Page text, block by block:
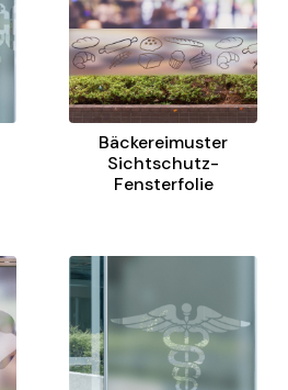
Bäckereimuster
Sichtschutz-
Fensterfolie